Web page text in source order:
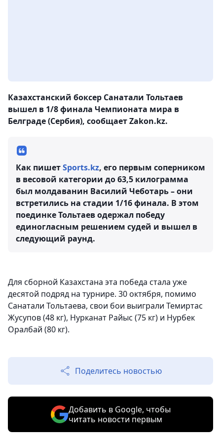
Казахстанский боксер Санатали Тольтаев
вышел в 1/8 финала Чемпионата мира в
Белграде (Сербия), сообщает Zakon.kz.
Как пишетSports.kz, его первым соперником
в весовой категории до 63,5 килограмма
был молдаванин Василий Чеботарь – они
встретились на стадии 1/16 финала. В этом
поединке Тольтаев одержал победу
единогласным решением судей и вышел в
следующий раунд.
Для сборной Казахстана эта победа стала уже
десятой подряд на турнире. 30 октября, помимо
Санатали Тольтаева, свои бои выиграли Темиртас
Жусупов (48 кг), Нурканат Райыс (75 кг) и Нурбек
Оралбай (80 кг).
Поделитесь новостью
Добавить в Google, чтобы
читать новости первым